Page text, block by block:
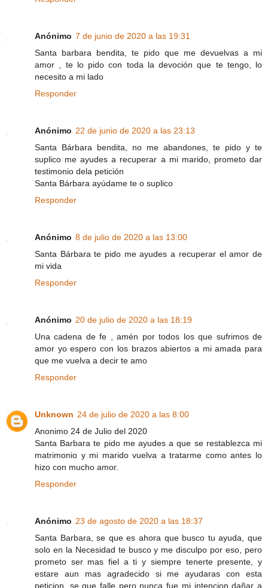
Anónimo 7 de junio de 2020 a las 19:31
Santa barbara bendita, te pido que me devuelvas a mi
amor , te lo pido con toda la devoción que te tengo, lo
necesito a mi lado
Responder
Anónimo 22 de junio de 2020 a las 23:13
Santa Bárbara bendita, no me abandones, te pido y te
suplico me ayudes a recuperar a mi marido, prometo dar
testimonio dela petición
Santa Bárbara ayúdame te o suplico
Responder
Anónimo 8 de julio de 2020 a las 13:00
Santa Bárbara te pido me ayudes a recuperar el amor de
mi vida
Responder
Anónimo 20 de julio de 2020 a las 18:19
Una cadena de fe , amén por todos los que sufrimos de
amor yo espero con los brazos abiertos a mi amada para
que me vuelva a decir te amo
Responder
Unknown 24 de julio de 2020 a las 8:00
Anonimo 24 de Julio del 2020
Santa Barbara te pido me ayudes a que se restablezca mi
matrimonio y mi marido vuelva a tratarme como antes lo
hizo con mucho amor.
Responder
Anónimo 23 de agosto de 2020 a las 18:37
Santa Barbara, se que es ahora que busco tu ayuda, que
solo en la Necesidad te busco y me disculpo por eso, pero
prometo ser mas fiel a ti y siempre tenerte presente, y
estare aun mas agradecido si me ayudaras con esta
peticion, se que falle pero nunca fue mi intencion dañar a